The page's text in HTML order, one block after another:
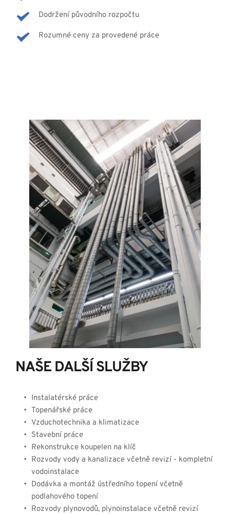
Dodržení původního rozpočtu
Rozumné ceny za provedené práce
NAŠE DALŠÍ SLUŽBY
Instalatérské práce
Topenářské práce
Vzduchotechnika a klimatizace
Stavební práce
Rekonstrukce koupelen na klíč
Rozvody vody a kanalizace včetně revizí - kompletní
vodoinstalace
Dodávka a montáž ústředního topení včetně
podlahového topení
Rozvody plynovodů, plynoinstalace včetně revizí